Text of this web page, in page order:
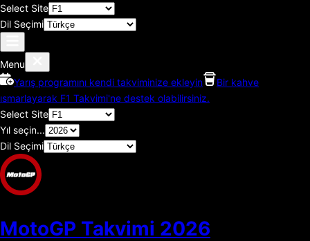
Select Site
Dil Seçimi
Menu
Yarış programını kendi takviminize ekleyin
Bir kahve
ısmarlayarak F1 Takvimi'ne destek olabilirsiniz.
Select Site
Yıl seçin...
Dil Seçimi
MotoGP Takvimi 2026